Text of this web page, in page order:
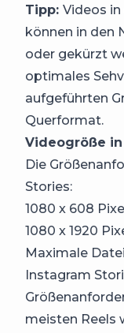
Tipp: Videos
können in den
oder gekürzt
optimales
aufgeführten
Querformat.
Videogröße
Die
Stories:
1080 x 608
1080 x 1920
Maximale
Instagram
meisten Reels